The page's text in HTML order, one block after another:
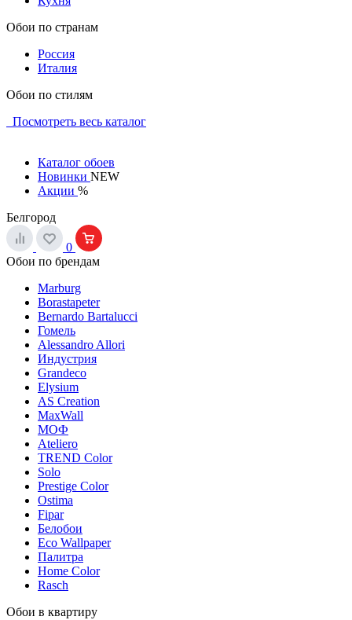
Обои по странам
Россия
Италия
Обои по стилям
Посмотреть весь каталог
Каталог обоев
Новинки NEW
Акции %
Белгород
0
Обои по брендам
Marburg
Borastapeter
Bernardo Bartalucci
Гомель
Alessandro Allori
Индустрия
Grandeco
Elysium
AS Creation
MaxWall
МОФ
Ateliero
TREND Color
Solo
Prestige Color
Ostima
Fipar
Белобои
Eco Wallpaper
Палитра
Home Color
Rasch
Обои в квартиру